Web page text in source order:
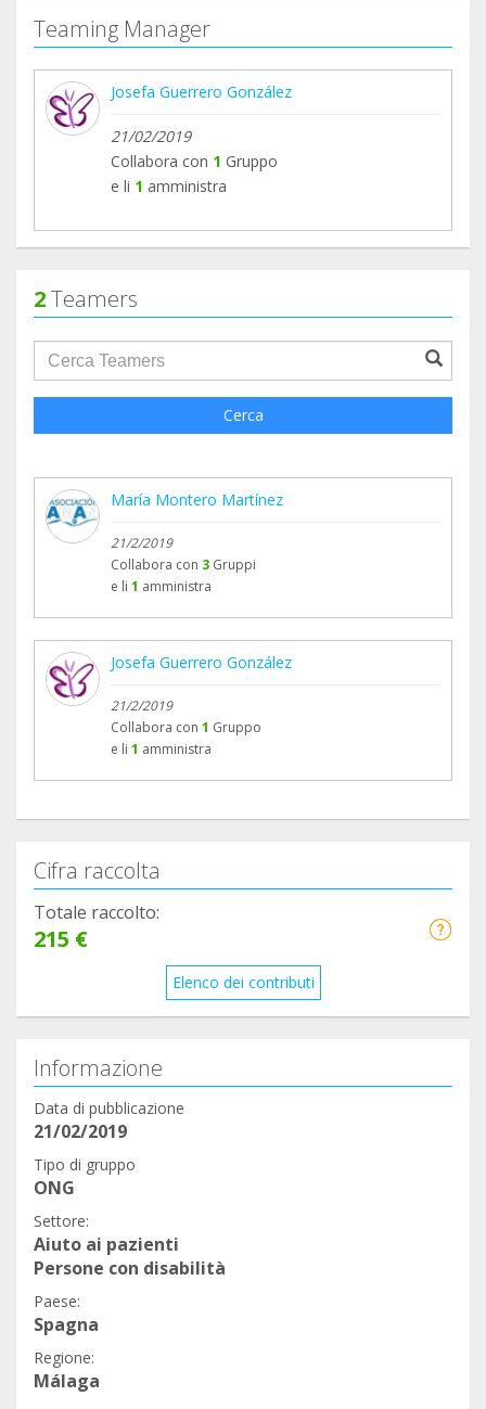
Teaming Manager
Josefa Guerrero González
21/02/2019
Collabora con 1 Gruppo
e li 1 amministra
2Teamers
groupProfile.searchForm.search.text???
Cerca
María Montero Martínez
21/2/2019
Collabora con 3 Gruppi
e li 1 amministra
Josefa Guerrero González
21/2/2019
Collabora con 1 Gruppo
e li 1 amministra
Cifra raccolta
Totale raccolto:
215 €
Elenco dei contributi
Informazione
Data di pubblicazione
21/02/2019
Tipo di gruppo
ONG
Settore:
Aiuto ai pazienti
Persone con disabilità
Paese:
Spagna
Regione:
Málaga